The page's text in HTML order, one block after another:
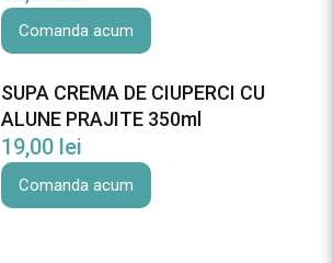
Comanda acum
SUPA CREMA DE CIUPERCI CU
ALUNE PRAJITE 350ml
19,00 lei
Comanda acum